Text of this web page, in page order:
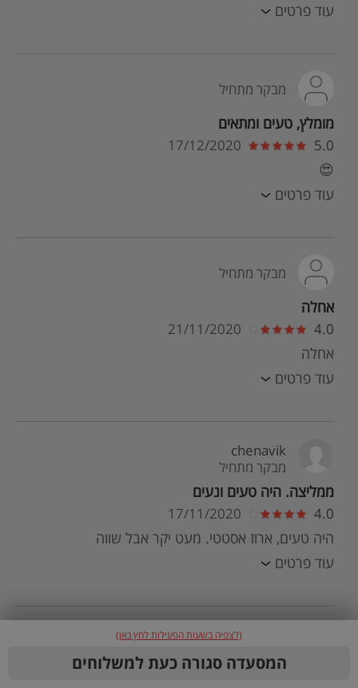
עוד פרטים
מבקר מתחיל
מומלץ, טעים ומתאים
5.0
17/12/2020
😍
עוד פרטים
מבקר מתחיל
אחלה
4.0
21/11/2020
אחלה
עוד פרטים
chenavik
מבקר מתחיל
ממליצה. היה טעים ונעים
4.0
17/11/2020
היה טעים, ארוז אסטטי. מעט יקר אבל שווה
עוד פרטים
(לצפיה בשעות הפעילות לחץ כאן)
המסעדה סגורה כעת למשלוחים